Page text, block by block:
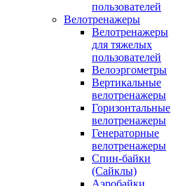
пользователей
Велотренажеры
Велотренажеры
для тяжелых
пользователей
Велоэргометры
Вертикальные
велотренажеры
Горизонтальные
велотренажеры
Генераторные
велотренажеры
Спин-байки
(Сайклы)
Аэробайки